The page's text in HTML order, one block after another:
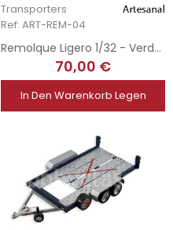
Transporters
Ref: ART-REM-04
Remolque Ligero 1/32 - Verde Oliva
70,00 €
In Den Warenkorb Legen